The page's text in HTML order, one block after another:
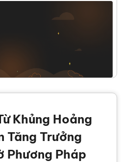
Khủng Hoảng
Tăng Trưởng
Phương Pháp